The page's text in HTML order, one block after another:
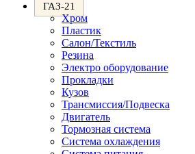
ГАЗ-21
Хром
Пластик
Салон/Текстиль
Резина
Электро оборудование
Прокладки
Кузов
Трансмиссия/Подвеска
Двигатель
Тормозная система
Система охлаждения